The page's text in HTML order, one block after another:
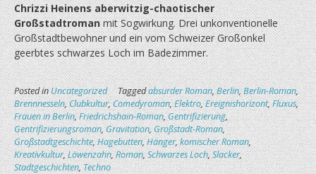
Chrizzi Heinens aberwitzig-chaotischer
Großstadtromanmit Sogwirkung. Drei unkonventionelle
Großstadtbewohner und ein vom Schweizer Großonkel
geerbtes schwarzes Loch im Badezimmer.
Posted inUncategorized Taggedabsurder Roman,Berlin,Berlin-Roman,
Brennnesseln,Clubkultur,Comedyroman,Elektro,Ereignishorizont,Fluxus,
Frauen in Berlin,Friedrichshain-Roman,Gentrifizierung,
Gentrifizierungsroman,Gravitation,Großstadt-Roman,
Großstadtgeschichte,Hagebutten,Hänger,komischer Roman,
Kreativkultur,Löwenzahn,Roman,Schwarzes Loch,Slacker,
Stadtgeschichten,Techno